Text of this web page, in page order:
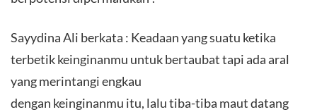
Sayydina Ali berkata : Keadaan yang suatu ketika
terbetik keinginanmu untuk bertaubat tapi ada aral
yang merintangi engkau
dengan keinginanmu itu, lalu tiba-tiba maut datang